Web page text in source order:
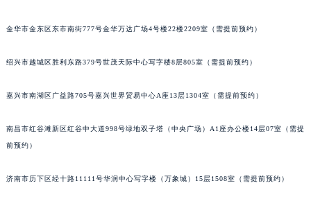
金华市金东区东市南街777号金华万达广场4号楼22楼2209室（需提前预约）
绍兴市越城区胜利东路379号世茂天际中心写字楼8层805室（需提前预约）
嘉兴市南湖区广益路705号嘉兴世界贸易中心A座13层1304室（需提前预约）
南昌市红谷滩新区红谷中大道998号绿地双子塔（中央广场）A1座办公楼14层07室（需提
前预约）
济南市历下区经十路11111号华润中心写字楼（万象城）15层1508室（需提前预约）